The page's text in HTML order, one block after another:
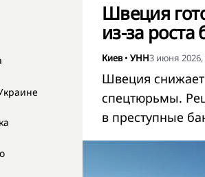
Швеция
из-за роста
Киев• УНН3 июня 2026,
Швеция снижает
спецтюрьмы.
в преступные